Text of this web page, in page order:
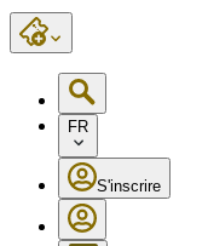
FR
S'inscrire